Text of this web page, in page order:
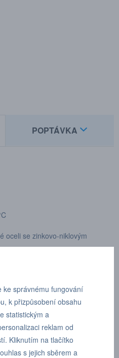
POPTÁVKA
oceli se zinkovo-niklovým
oceli se zinkovo-niklovým
stavu: 420 bar
stavu: 400 bar
ke správnému fungování
k přizpůsobení obsahu
statistickým a
reklam od
Kliknutím na tlačítko
s jejich sběrem a